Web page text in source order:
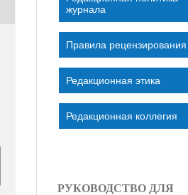
журнала
Правила рецензирования
Редакционная этика
Редакционная коллегия
РУКОВОДСТВО ДЛЯ